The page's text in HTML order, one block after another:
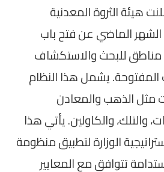
هيئة الثروة المعدنية
الشهر الماضي عن فتح باب
للبحث والاستكشاف
يشمل هذا النظام
الذهب والمعادن
والتلك، والكاولين. يأتي هذا
الوزارة لتطبيق منظومة
تتوافق مع المعايير